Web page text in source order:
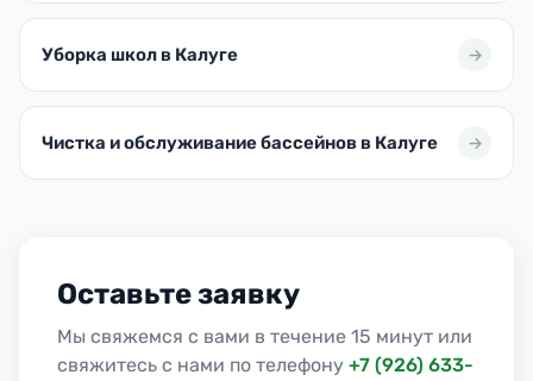
Уборка школ в Калуге
Чистка и обслуживание бассейнов в Калуге
Оставьте заявку
Мы свяжемся с вами в течение 15 минут или
свяжитесь с нами по телефону +7 (926) 633-